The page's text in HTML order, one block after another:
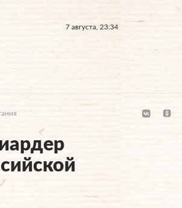
7 августа, 23:34